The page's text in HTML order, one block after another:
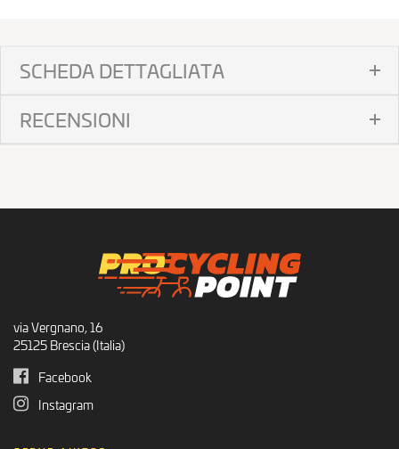
SCHEDA DETTAGLIATA
RECENSIONI
via Vergnano, 16
25125 Brescia (Italia)
Facebook
Instagram